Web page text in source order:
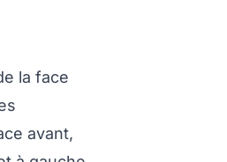
la face
avant,